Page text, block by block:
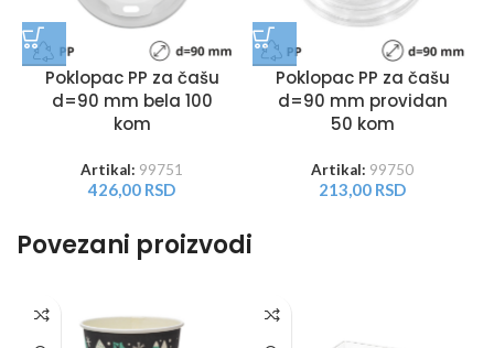
Poklopac PP za čašu
d=90 mm bela 100
kom
Artikal: 99751
426,00 RSD
Poklopac PP za čašu
d=90 mm providan
50 kom
Artikal: 99750
213,00 RSD
Povezani proizvodi